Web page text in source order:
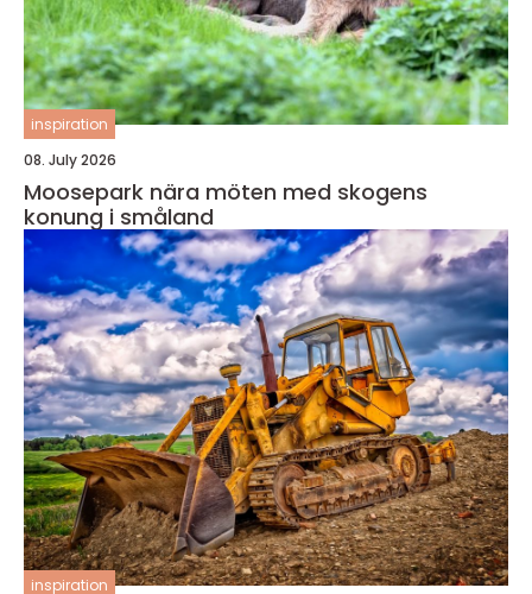
inspiration
08. July 2026
Moosepark nära möten med skogens
konung i småland
inspiration